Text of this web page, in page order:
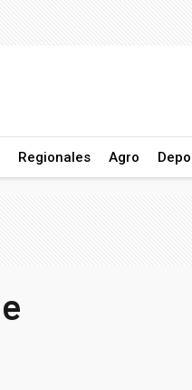
Regionales Agro